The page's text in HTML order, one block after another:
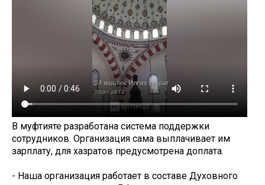
В муфтияте разработана система поддержки
сотрудников. Организация сама выплачивает им
зарплату, для хазратов предусмотрена доплата.
- Наша организация работает в составе Духовного